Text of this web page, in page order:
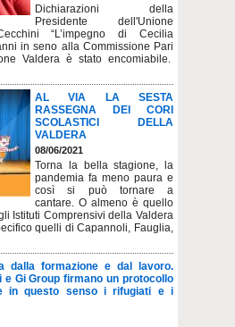
Dichiarazioni della
Presidente dell'Unione
“L’impegno di Cecilia
in seno alla Commissione Pari
Valdera è stato encomiabile.
AL VIA LA SESTA
RASSEGNA DEI CORI
SCOLASTICI DELLA
VALDERA
08/06/2021
Torna la bella stagione, la
pandemia fa meno paura e
così si può tornare a
cantare. O almeno è quello
Istituti Comprensivi della Valdera
quelli di Capannoli, Fauglia,
dalla formazione e dal lavoro.
e Gi Group firmano un protocollo
in questo senso i rifugiati e i